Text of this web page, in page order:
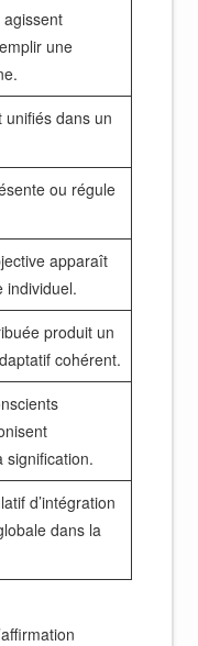
agissent
une
unifiés dans un
ou régule
apparaît
individuel.
produit un
cohérent.
signification.
d’intégration
dans la